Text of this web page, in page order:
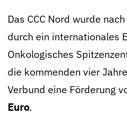
Das CCC Nord wurde
durch ein internationales
Onkologisches
die kommenden vier
Verbund eine Förderung
Euro.